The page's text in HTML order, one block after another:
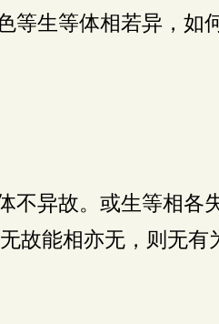
等生等体相若异，如
不异故。或生等相各
故能相亦无，则无有